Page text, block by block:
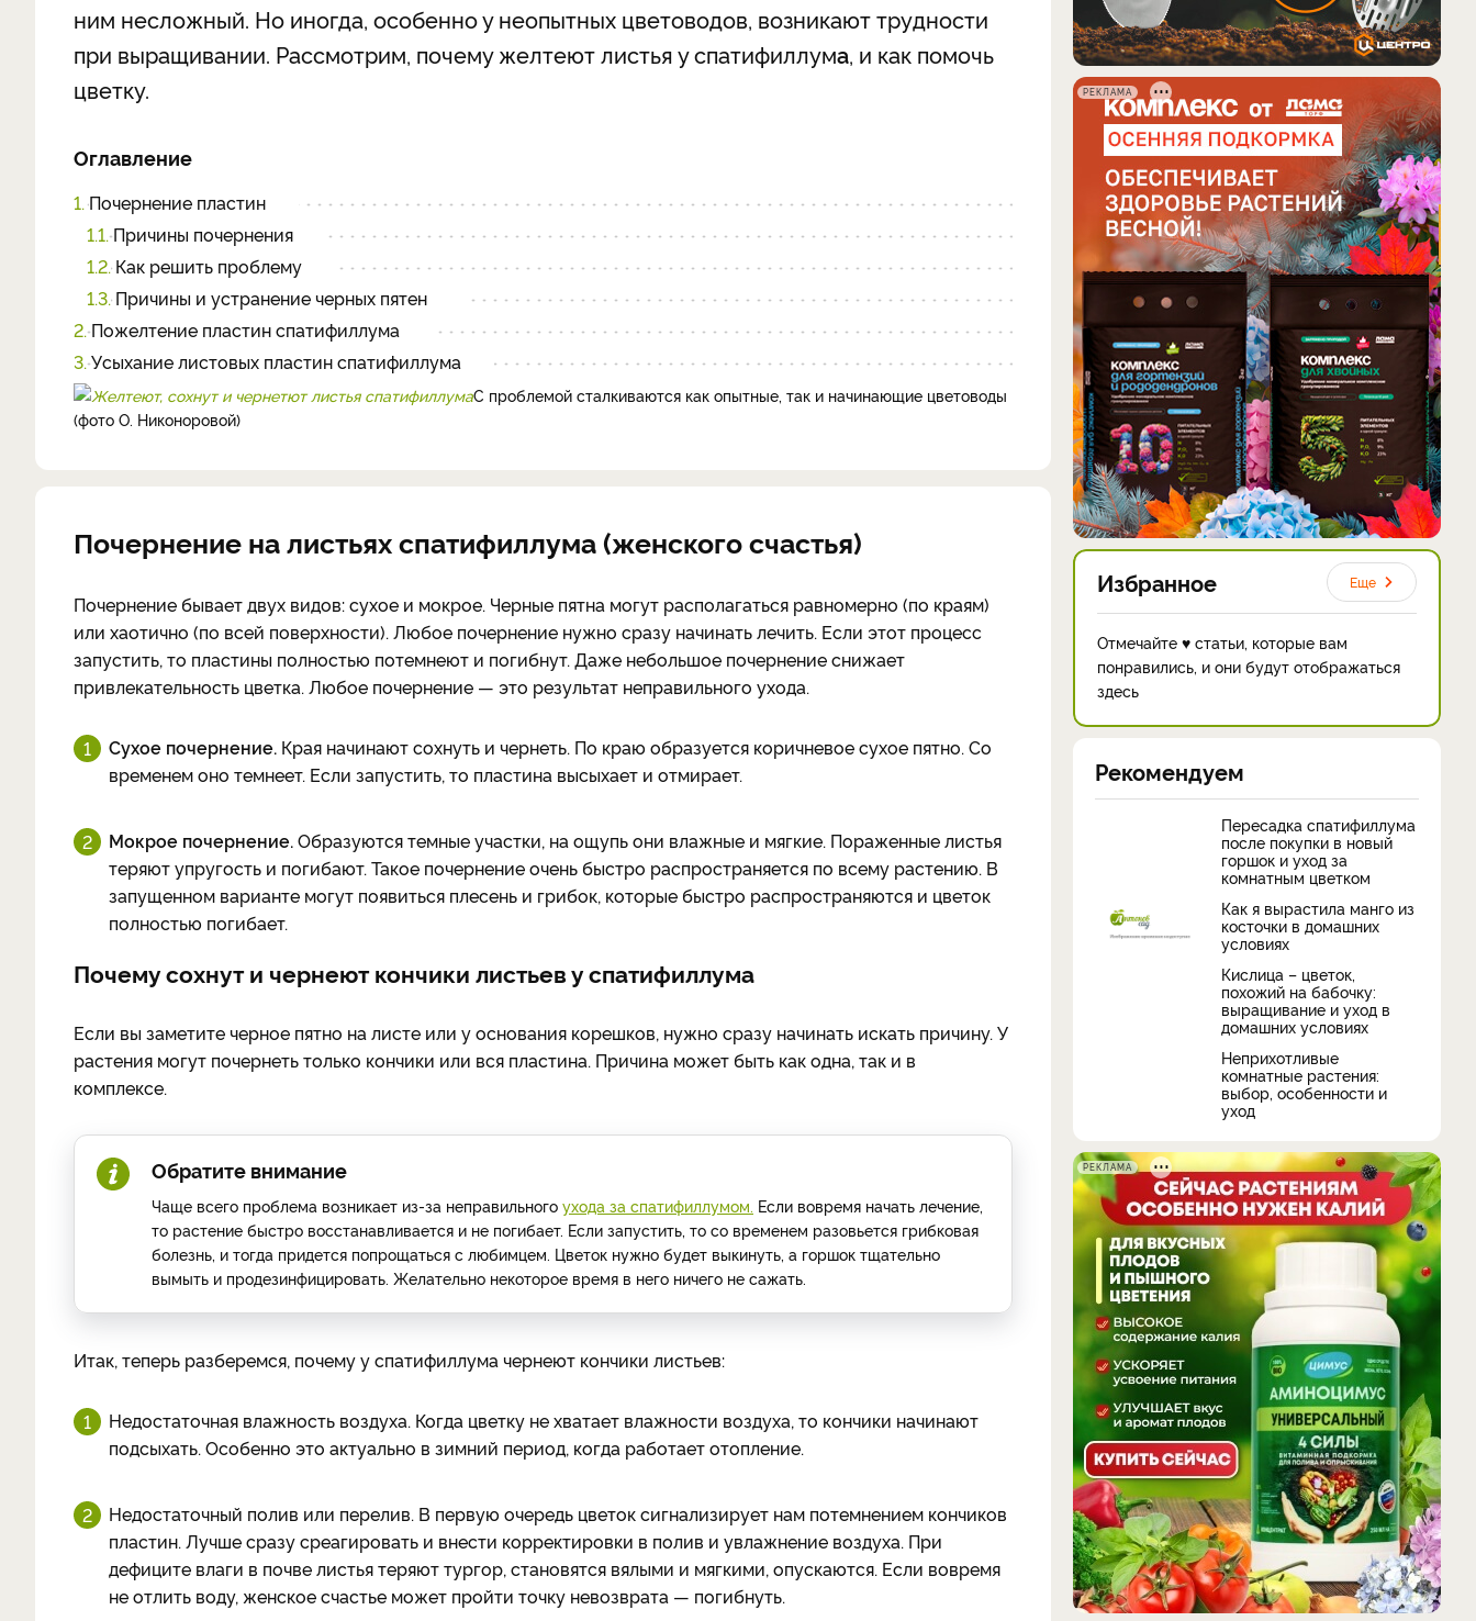
ним несложный. Но иногда, особенно у неопытных цветоводов, возникают трудности
при выращивании. Рассмотрим, почему желтеют листья у спатифиллума, и как помочь
цветку.
Оглавление
1. Почернение пластин
1.1. Причины почернения
1.2. Как решить проблему
1.3. Причины и устранение черных пятен
2. Пожелтение пластин спатифиллума
3. Усыхание листовых пластин спатифиллума
С проблемой сталкиваются как опытные, так и начинающие цветоводы
(фото О. Никоноровой)
Почернение на листьях спатифиллума (женского счастья)
Почернение бывает двух видов: сухое и мокрое. Черные пятна могут располагаться равномерно (по краям)
или хаотично (по всей поверхности). Любое почернение нужно сразу начинать лечить. Если этот процесс
запустить, то пластины полностью потемнеют и погибнут. Даже небольшое почернение снижает
привлекательность цветка. Любое почернение — это результат неправильного ухода.
Сухое почернение. Края начинают сохнуть и чернеть. По краю образуется коричневое сухое пятно. Со
временем оно темнеет. Если запустить, то пластина высыхает и отмирает.
Мокрое почернение.Образуются темные участки, на ощупь они влажные и мягкие. Пораженные листья
теряют упругость и погибают. Такое почернение очень быстро распространяется по всему растению. В
запущенном варианте могут появиться плесень и грибок, которые быстро распространяются и цветок
полностью погибает.
Почему сохнут и чернеют кончики листьев у спатифиллума
Если вы заметите черное пятно на листе или у основания корешков, нужно сразу начинать искать причину. У
растения могут почернеть только кончики или вся пластина. Причина может быть как одна, так и в
комплексе.
Обратите внимание
Чаще всего проблема возникает из-за неправильного ухода за спатифиллумом. Если вовремя начать лечение,
то растение быстро восстанавливается и не погибает. Если запустить, то со временем разовьется грибковая
болезнь, и тогда придется попрощаться с любимцем. Цветок нужно будет выкинуть, а горшок тщательно
вымыть и продезинфицировать. Желательно некоторое время в него ничего не сажать.
Итак, теперь разберемся, почему у спатифиллума чернеют кончики листьев:
Недостаточная влажность воздуха. Когда цветку не хватает влажности воздуха, то кончики начинают
подсыхать. Особенно это актуально в зимний период, когда работает отопление.
Недостаточный полив или перелив. В первую очередь цветок сигнализирует нам потемнением кончиков
пластин. Лучше сразу среагировать и внести корректировки в полив и увлажнение воздуха. При
дефиците влаги в почве листья теряют тургор, становятся вялыми и мягкими, опускаются. Если вовремя
не отлить воду, женское счастье может пройти точку невозврата — погибнуть.
РЕКЛАМА
Избранное Еще
Отмечайте ♥ статьи, которые вам
понравились, и они будут отображаться
здесь
Рекомендуем
Пересадка спатифиллума
после покупки в новый
горшок и уход за
комнатным цветком
Как я вырастила манго из
косточки в домашних
условиях
Кислица – цветок,
похожий на бабочку:
выращивание и уход в
домашних условиях
Неприхотливые
комнатные растения:
выбор, особенности и
уход
РЕКЛАМА